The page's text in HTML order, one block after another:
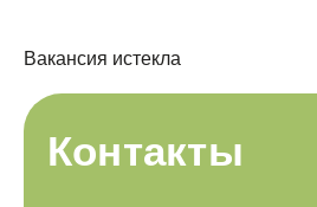
Вакансия истекла
Контакты